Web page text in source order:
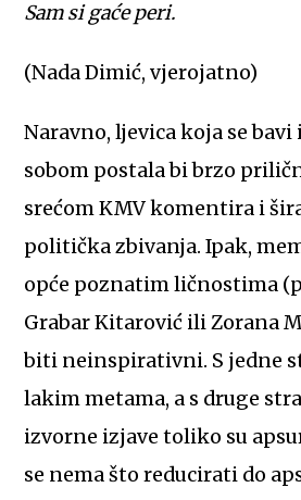
Sam si gaće peri.
(Nada Dimić, vjerojatno)
Naravno, ljevica koja se
sobom postala bi brzo
srećom KMV komentira i
politička zbivanja. Ipak,
opće poznatim ličnostima
Grabar Kitarović ili Zorana
biti neinspirativni. S jedne
lakim metama, a s druge
izvorne izjave toliko su
se nema što reducirati do